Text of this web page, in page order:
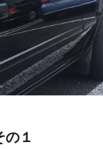
１